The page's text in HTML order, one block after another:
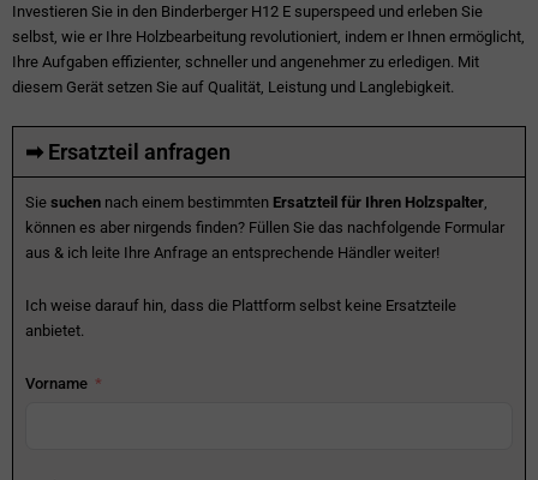
Investieren Sie in den Binderberger H12 E superspeed und erleben Sie
selbst, wie er Ihre Holzbearbeitung revolutioniert, indem er Ihnen ermöglicht,
Ihre Aufgaben effizienter, schneller und angenehmer zu erledigen. Mit
diesem Gerät setzen Sie auf Qualität, Leistung und Langlebigkeit.
➡ Ersatzteil anfragen
Sie suchen nach einem bestimmten Ersatzteil für Ihren Holzspalter,
können es aber nirgends finden? Füllen Sie das nachfolgende Formular
aus & ich leite Ihre Anfrage an entsprechende Händler weiter!
Ich weise darauf hin, dass die Plattform selbst keine Ersatzteile
anbietet.
Vorname